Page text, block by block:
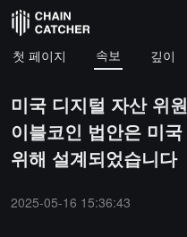
첫 페이지 속보 깊이
미국 디지털 자산 위
이블코인 법안은 미
위해 설계되었습니다
2025-05-16 15:36:43